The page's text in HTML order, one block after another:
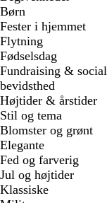
Børn
Fester i hjemmet
Flytning
Fødselsdag
Fundraising & social
bevidsthed
Højtider & årstider
Stil og tema
Blomster og grønt
Elegante
Fed og farverig
Jul og højtider
Klassiske